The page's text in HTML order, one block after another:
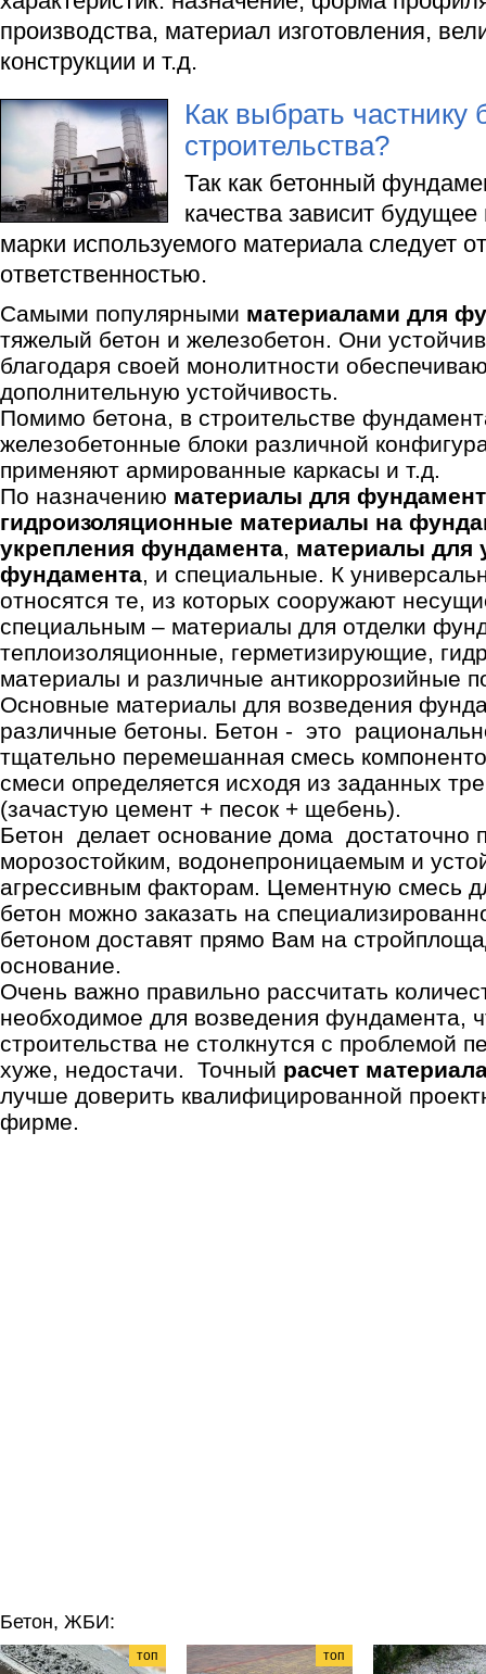
производства, материал изготовления,
конструкции и т.д.
Как выбрать частнику
строительства?
Так как бетонный
качества зависит
марки используемого материала следует
ответственностью.
Самыми популярными материалами для
тяжелый бетон и железобетон. Они
благодаря своей монолитности
дополнительную устойчивость.
Помимо бетона, в строительстве
железобетонные блоки различной
применяют армированные каркасы и т.д.
По назначению материалы для
гидроизоляционные материалы на
укрепления фундамента, материалы для
фундамента, и специальные. К
относятся те, из которых сооружают
специальным – материалы для отделки
теплоизоляционные, герметизирующие,
материалы и различные антикоррозийные
Основные материалы для возведения
различные бетоны. Бетон - это
тщательно перемешанная смесь
смеси определяется исходя из заданных
(зачастую цемент + песок + щебень).
Бетон делает основание дома достаточно
морозостойким, водонепроницаемым и
агрессивным факторам. Цементную смесь
бетон можно заказать на
бетоном доставят прямо Вам на
основание.
Очень важно правильно рассчитать
необходимое для возведения фундамента,
строительства не столкнутся с проблемой
хуже, недостачи. Точный расчет
лучше доверить квалифицированной
фирме.
Бетон, ЖБИ:
топ топ